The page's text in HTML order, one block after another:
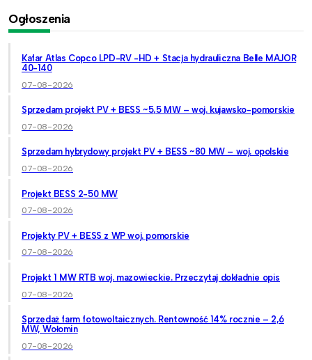
Ogłoszenia
Kafar Atlas Copco LPD-RV -HD + Stacja hydrauliczna Belle MAJOR
40-140
07-08-2026
Sprzedam projekt PV + BESS ~5,5 MW – woj. kujawsko-pomorskie
07-08-2026
Sprzedam hybrydowy projekt PV + BESS ~80 MW – woj. opolskie
07-08-2026
Projekt BESS 2-50 MW
07-08-2026
Projekty PV + BESS z WP woj. pomorskie
07-08-2026
Projekt 1 MW RTB woj. mazowieckie. Przeczytaj dokładnie opis
07-08-2026
Sprzedaż farm fotowoltaicznych. Rentowność 14% rocznie – 2,6
MW, Wołomin
07-08-2026